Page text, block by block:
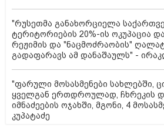
"რუსეთმა განახორციელა
ტერიტორიების 20%-ის ოკუპაცია
რეჟიმის და "ნაცმოძრაობის"
გადაფარავს ამ დანაშაულს" -
"ფარული მოსასმენები სახლებში,
ყველგან ერთდროულად, ჩხრეკის
იმნაძეების ოჯახში, მგონი, 4
კუპატაძე